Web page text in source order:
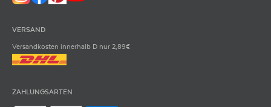
VERSAND
Versandkosten innerhalb D nur 2,89€
ZAHLUNGSARTEN